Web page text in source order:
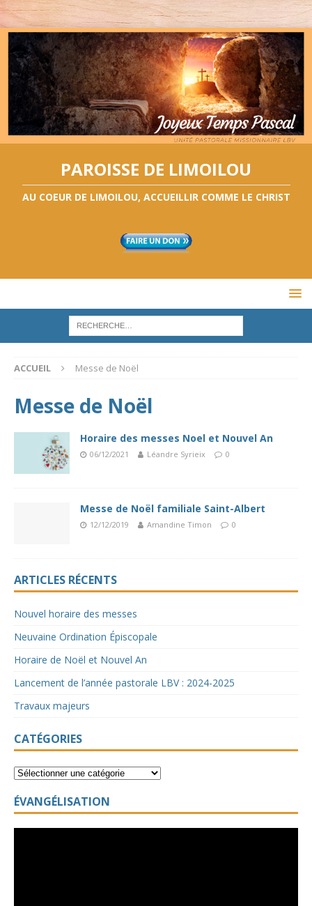
PAROISSE DE LIMOILOU
AU COEUR DE LIMOILOU, ACCUEILLIR COMME LE CHRIST
ACCUEIL Messe de Noël
Messe de Noël
Horaire des messes Noel et Nouvel An
06/12/2021 Léandre Syrieix 0
Messe de Noël familiale Saint-Albert
12/12/2019 Amandine Timon 0
ARTICLES RÉCENTS
Nouvel horaire des messes
Neuvaine Ordination Épiscopale
Horaire de Noël et Nouvel An
Lancement de l’année pastorale LBV : 2024-2025
Travaux majeurs
CATÉGORIES
ÉVANGÉLISATION